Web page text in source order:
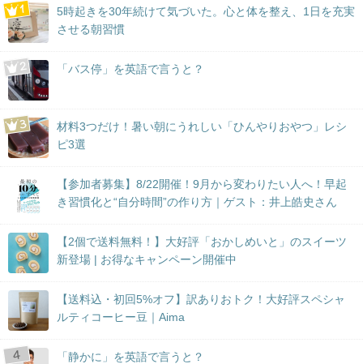
5時起きを30年続けて気づいた。心と体を整え、1日を充実
させる朝習慣
「バス停」を英語で言うと？
材料3つだけ！暑い朝にうれしい「ひんやりおやつ」レシ
ピ3選
【参加者募集】8/22開催！9月から変わりたい人へ！早起
き習慣化と“自分時間”の作り方｜ゲスト：井上皓史さん
【2個で送料無料！】大好評「おかしめいと」のスイーツ
新登場 | お得なキャンペーン開催中
【送料込・初回5%オフ】訳ありおトク！大好評スペシャ
ルティコーヒー豆｜Aima
「静かに」を英語で言うと？